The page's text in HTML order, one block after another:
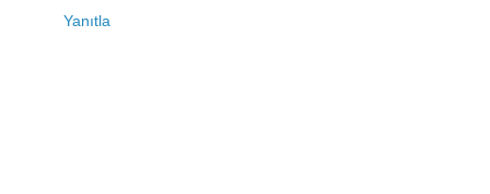
Yanıtla